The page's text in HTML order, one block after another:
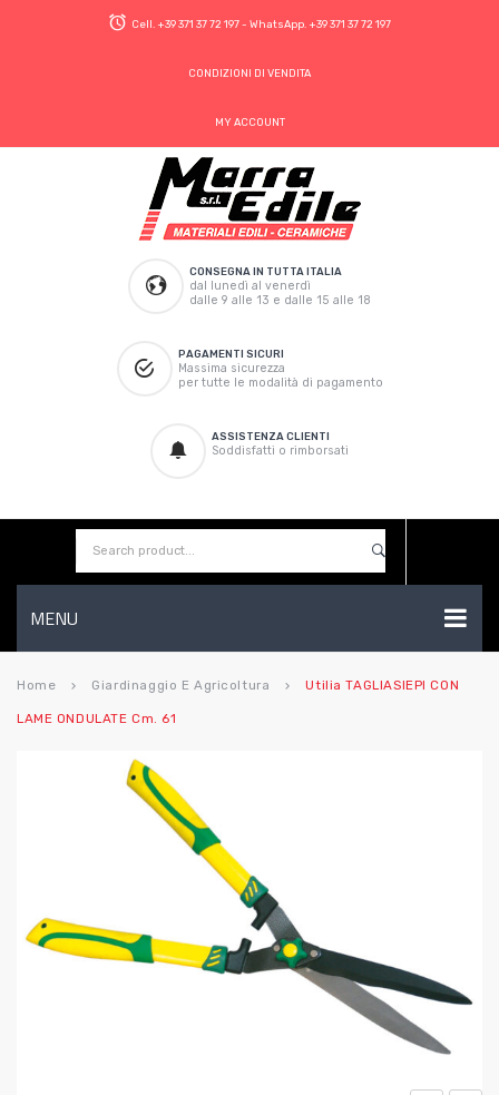
Cell. +39 371 37 72 197- WhatsApp. +39 371 37 72 197
CONDIZIONI DI VENDITA
MY ACCOUNT
CONSEGNA IN TUTTA ITALIA
dal lunedì al venerdì
dalle 9 alle 13 e dalle 15 alle 18
PAGAMENTI SICURI
Massima sicurezza
per tutte le modalità di pagamento
ASSISTENZA CLIENTI
Soddisfatti o rimborsati
MENU
HOME
AZIENDA
Home keyboard_arrow_right Giardinaggio E Agricoltura keyboard_arrow_right Utilia TAGLIASIEPI CON
LAME ONDULATE Cm. 61